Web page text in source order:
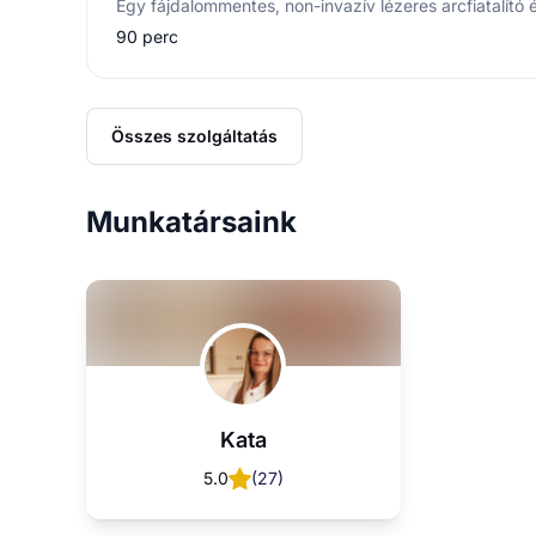
90 perc
Összes szolgáltatás
Munkatársaink
Kata
5.0 (27)